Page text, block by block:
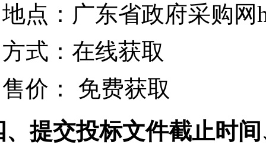
地点： 广东省政府采购网
方式： 在线获取
售价：
免费获取
、提交投标文件截止时